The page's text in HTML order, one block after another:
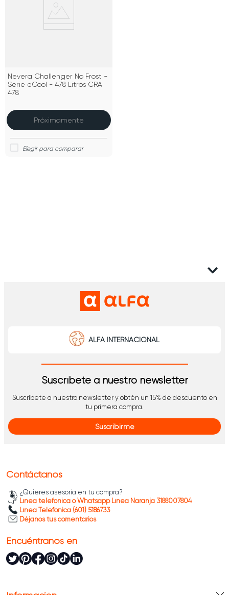
Nevera Challenger No Frost -
Serie eCool - 478 Litros CRA
478
Próximamente
ALFA INTERNACIONAL
Suscríbete a nuestro newsletter
Suscríbete a nuestro newsletter y obtén un 15% de descuento en
tu primera compra.
Suscribirme
Contáctanos
¿Quieres asesoría en tu compra?
Línea telefónica o Whatsapp Línea Naranja 3188007804
Línea Telefónica (601) 5186733
Déjanos tus comentarios
Encuéntranos en